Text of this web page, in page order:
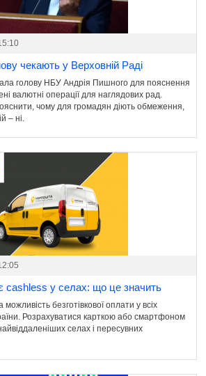
чекають у Верховній Раді
голову НБУ Андрія Пишного для пояснення
валютні операції для наглядових рад.
чому для громадян діють обмеження,
– ні.
cashless у селах: що це значить
безготівкової оплати у всіх
Розрахуватися карткою або смартфоном
селах і пересувних